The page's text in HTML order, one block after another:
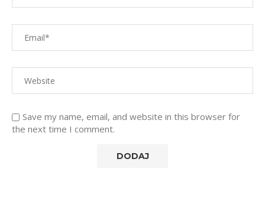
Save my name, email, and website in this browser for
the next time I comment.